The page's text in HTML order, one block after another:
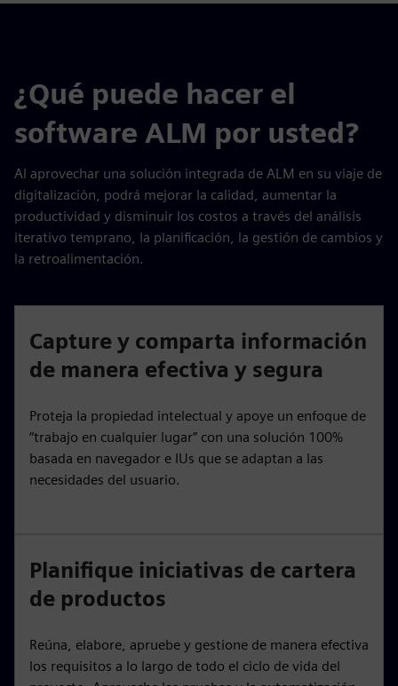
¿Qué puede hacer el
software ALM por usted?
Al aprovechar una solución integrada de ALM en su viaje de
digitalización, podrá mejorar la calidad, aumentar la
productividad y disminuir los costos a través del análisis
iterativo temprano, la planificación, la gestión de cambios y
la retroalimentación.
Capture y comparta información
de manera efectiva y segura
Proteja la propiedad intelectual y apoye un enfoque de
“trabajo en cualquier lugar” con una solución 100%
basada en navegador e IUs que se adaptan a las
necesidades del usuario.
Planifique iniciativas de cartera
de productos
Reúna, elabore, apruebe y gestione de manera efectiva
los requisitos a lo largo de todo el ciclo de vida del